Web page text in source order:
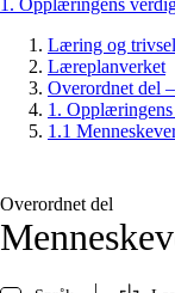
1. Opplæringens
Læring og trivsel
Læreplanverket
Overordnet del
1.
1.1
Overordnet del